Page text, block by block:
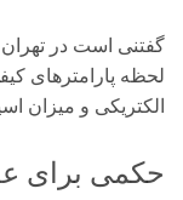
لحظه پارامترهای
الکتریکی و میزان
حکمی برای